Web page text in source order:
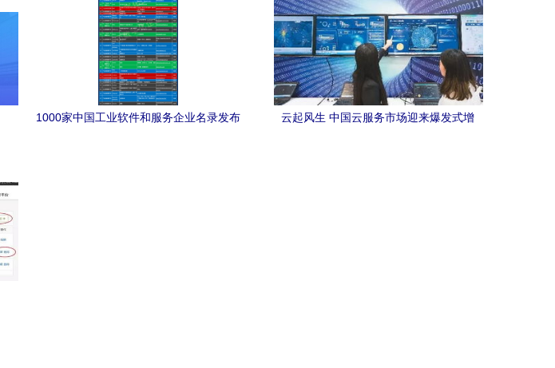
1000家中国工业软件和服务企业名录发布
云起风生 中国云服务市场迎来爆发式增